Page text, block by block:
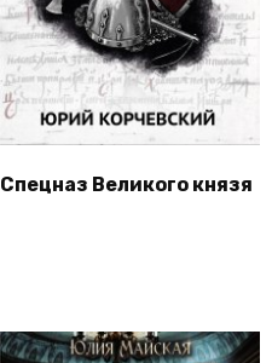
Спецназ Великого князя